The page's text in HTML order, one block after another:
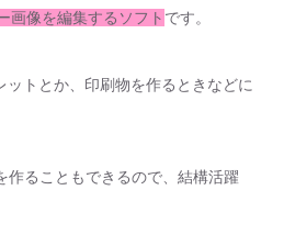
画像を編集するソフト です。
トとか、印刷物を作るときなどに
作ることもできるので、結構活躍